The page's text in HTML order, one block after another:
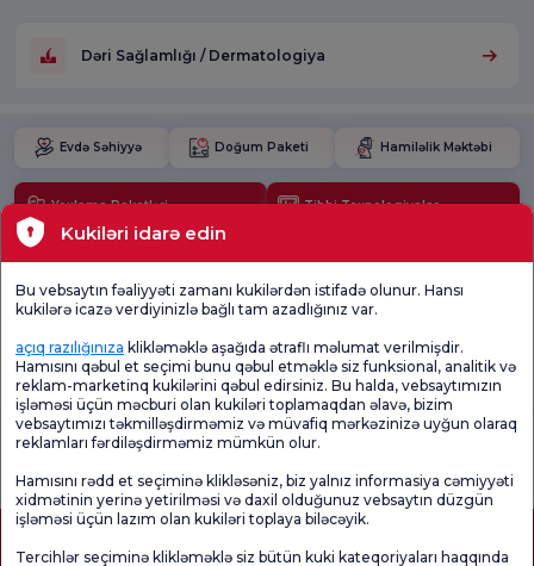
Dəri Sağlamlığı / Dermatologiya
Evdə Səhiyyə Doğum Paketi Hamiləlik Məktəbi
Yoxlama Paketləri Tibbi Texnologiyalar
Tibbi bölmələr
Ümumi
Sorğusu
Məmnuniyyət
yoxlayın.
Sorğusu
Kukiləri idarə edin
Bu vebsaytın fəaliyyəti zamanı kukilərdən istifadə olunur. Hansı
kukilərə icazə verdiyinizlə bağlı tam azadlığınız var.
açıq razılığınıza klikləməklə aşağıda ətraflı məlumat verilmişdir.
Hamısını qəbul et seçimi bunu qəbul etməklə siz funksional, analitik və
reklam-marketinq kukilərini qəbul edirsiniz. Bu halda, vebsaytımızın
işləməsi üçün məcburi olan kukiləri toplamaqdan əlavə, bizim
vebsaytımızı təkmilləşdirməmiz və müvafiq mərkəzinizə uyğun olaraq
reklamları fərdiləşdirməmiz mümkün olur.
Hamısını rədd et seçiminə klikləsəniz, biz yalnız informasiya cəmiyyəti
xidmətinin yerinə yetirilməsi və daxil olduğunuz vebsaytın düzgün
işləməsi üçün lazım olan kukiləri toplaya biləcəyik.
Tercihlər seçiminə klikləməklə siz bütün kuki kateqoriyaları haqqında